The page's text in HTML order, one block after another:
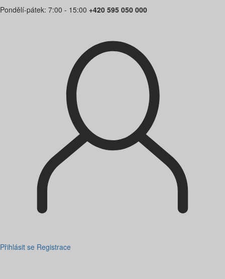
Pondělí-pátek: 7:00 - 15:00 +420 595 050 000
Přihlásit se Registrace